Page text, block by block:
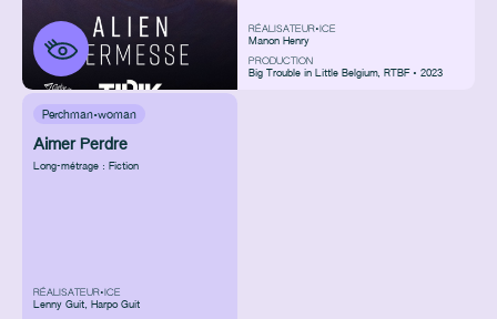
RÉALISATEUR•ICE
Manon Henry
PRODUCTION
Big Trouble in Little Belgium, RTBF • 2023
Perchman·woman
Aimer Perdre
Long-métrage : Fiction
RÉALISATEUR•ICE
Lenny Guit, Harpo Guit